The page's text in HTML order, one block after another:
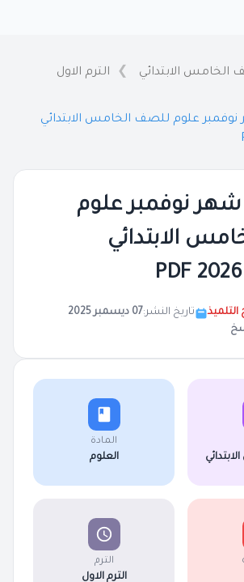
الخامس الابتدائي
الترم الاول
نوفمبر علوم للصف الخامس الابتدائي
شهر نوفمبر علوم
الابتدائي
تاريخ النشر:07 ديسمبر 2025
المادة
العلوم
الترم
الترم الاول